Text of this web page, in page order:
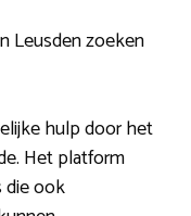
Leusden zoeken
hulp door het
Het platform
ook